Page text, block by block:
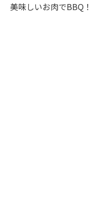
美味しいお肉でBBQ！